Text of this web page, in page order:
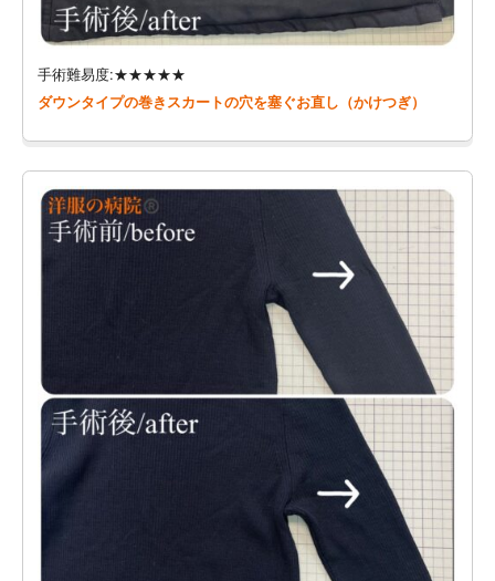
手術難易度:★★★★★
ダウンタイプの巻きスカートの穴を塞ぐお直し（かけつぎ）